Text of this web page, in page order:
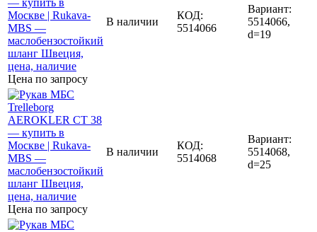
Цена по запросу
В наличии
КОД:
5514066
Вариант:
5514066,
d=19
Цена по запросу
В наличии
КОД:
5514068
Вариант:
5514068,
d=25